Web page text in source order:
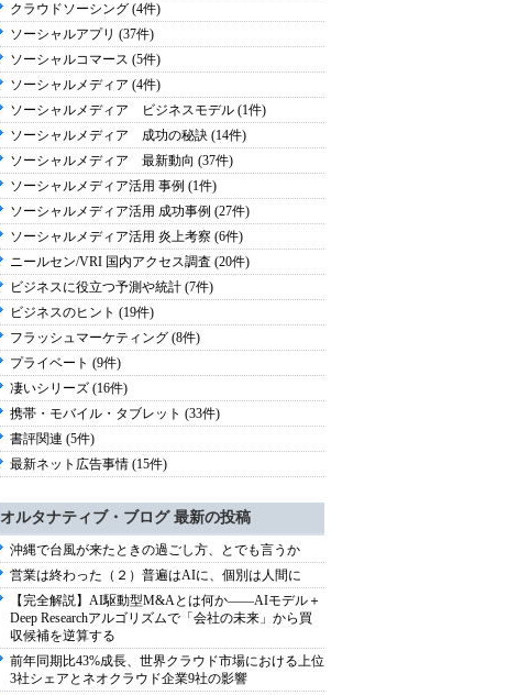
クラウドソーシング (4件)
ソーシャルアプリ (37件)
ソーシャルコマース (5件)
ソーシャルメディア (4件)
ソーシャルメディア ビジネスモデル (1件)
ソーシャルメディア 成功の秘訣 (14件)
ソーシャルメディア 最新動向 (37件)
ソーシャルメディア活用 事例 (1件)
ソーシャルメディア活用 成功事例 (27件)
ソーシャルメディア活用 炎上考察 (6件)
ニールセン/VRI 国内アクセス調査 (20件)
ビジネスに役立つ予測や統計 (7件)
ビジネスのヒント (19件)
フラッシュマーケティング (8件)
プライベート (9件)
凄いシリーズ (16件)
携帯・モバイル・タブレット (33件)
書評関連 (5件)
最新ネット広告事情 (15件)
オルタナティブ・ブログ 最新の投稿
沖縄で台風が来たときの過ごし方、とでも言うか
営業は終わった（２）普遍はAIに、個別は人間に
【完全解説】AI駆動型M&Aとは何か――AIモデル＋
Deep Researchアルゴリズムで「会社の未来」から買
収候補を逆算する
前年同期比43%成長、世界クラウド市場における上位
3社シェアとネオクラウド企業9社の影響